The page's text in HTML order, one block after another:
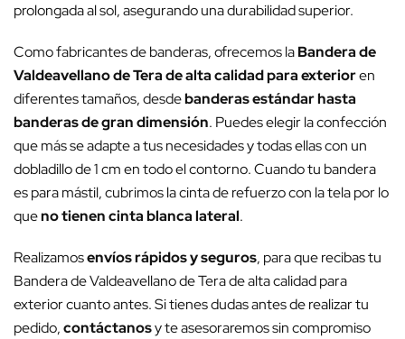
prolongada al sol, asegurando una durabilidad superior.
Como fabricantes de banderas, ofrecemos laBandera de
Valdeavellano de Tera de alta calidad para exterioren
diferentes tamaños, desdebanderas estándar hasta
banderas de gran dimensión. Puedes elegir la confección
que más se adapte a tus necesidades y todas ellas con un
dobladillo de 1 cm en todo el contorno. Cuando tu bandera
es para mástil, cubrimos la cinta de refuerzo con la tela por lo
queno tienen cinta blanca lateral.
Realizamosenvíos rápidos y seguros, para que recibas tu
Bandera de Valdeavellano de Tera de alta calidad para
exterior cuanto antes. Si tienes dudas antes de realizar tu
pedido,contáctanosy te asesoraremos sin compromiso